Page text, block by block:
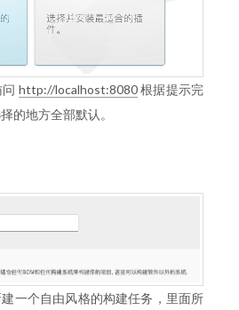
http://localhost:8080根据提示完
的地方全部默认。
个自由风格的构建任务，里面所